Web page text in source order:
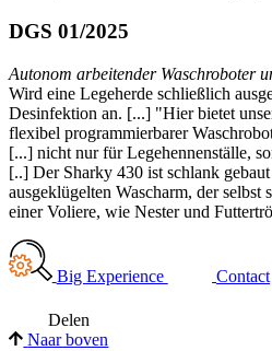
DGS 01/2025
Autonom arbeitender Waschroboter
Wird eine Legeherde schließlich
Desinfektion an. [...] "Hier bietet
flexibel programmierbarer
[...] nicht nur für Legehennenställe,
[..] Der Sharky 430 ist schlank
ausgeklügelten Wascharm, der selbst
einer Voliere, wie Nester und
Big Experience Contact
Delen
Naar boven